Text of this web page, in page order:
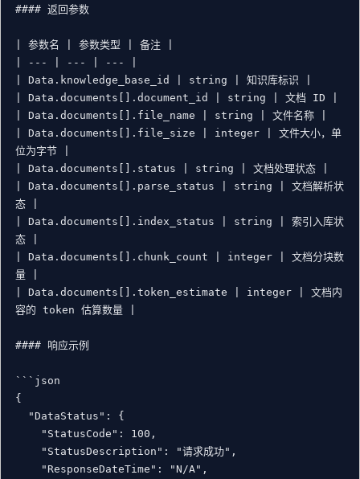
#### 返回参数
| 参数名 | 参数类型 | 备注 |
| --- | --- | --- |
| Data.knowledge_base_id | string | 知识库标识 |
| Data.documents[].document_id | string | 文档 ID |
| Data.documents[].file_name | string | 文件名称 |
| Data.documents[].file_size | integer | 文件大小，单
位为字节 |
| Data.documents[].status | string | 文档处理状态 |
| Data.documents[].parse_status | string | 文档解析状
态 |
| Data.documents[].index_status | string | 索引入库状
态 |
| Data.documents[].chunk_count | integer | 文档分块数
量 |
| Data.documents[].token_estimate | integer | 文档内
容的 token 估算数量 |
#### 响应示例
```json
{